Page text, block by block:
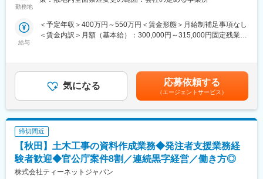
目標を年初に上司と面談をしたうえで設定します。目標に対して
どの程度達成できたかにより評価が決まります。
ンダー企業だからこそ、顧客に最適な提案ができます！
・企業や店舗の決裁者との接点も多く、会話を通して豊富な知識
を得ることが可能です！
■福利厚生の魅力：
GW・年末年始休暇と組み合わせて更に長期休暇取得も可能です。
変更の範囲：会社の定める業務
成の補助業務等、「資料作成」をメインでお任せいたします。
・各種設計に用いる検討資料の作成、関係機関等の協議に関する
資料作成
・地元説明に関する資料作成、予算要求に関する資料作成、業務
の入札契約手続きに関する補助業務 など
■主な資料：
1.予算関連資料：工事費の積算結果や予算要求書
2.契約関連資料：入札公告、仕様書、契約書案など
3.説明資料：地元説明会や議会報告用のプレゼン資料
4.進捗管理資料：工事の進捗状況や工程表
勤務地
給与
＜予定年収＞400万円～550万円＜賃金形態＞月給制補足事項なし
＜賃金内訳＞月額（基本給）：300,000円～315,000円固定残業手
＞■昇給：年1回（7月）■賞与：年2回（6月、12月）※正社員移行
前は毎月手当として支給（年間で見た受給金額に影響が出ないよ
う考慮あり）賃金はあくまでも目安の金額であり、選考を通じて
上下する可能性があります。月給(月額)は固定手当を含めた表記で
す。
気になる 応募依頼する
（エージェントサービス）
締切間近
【秋田】土木工事の資料作成業務◆発注者支援業務経
験者歓迎◆官公庁案件8割／連続黒字経営／働き方◎
株式会社ティーネットジャパン